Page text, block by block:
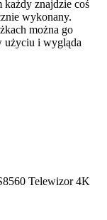
każdy znajdzie coś
wykonany.
można go
użyciu i wygląda
Telewizor 4K